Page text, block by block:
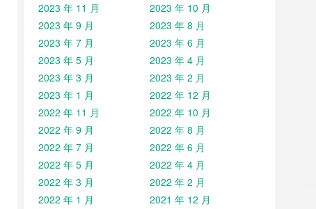
2023 年 11 月
2023 年 10 月
2023 年 9 月
2023 年 8 月
2023 年 7 月
2023 年 6 月
2023 年 5 月
2023 年 4 月
2023 年 3 月
2023 年 2 月
2023 年 1 月
2022 年 12 月
2022 年 11 月
2022 年 10 月
2022 年 9 月
2022 年 8 月
2022 年 7 月
2022 年 6 月
2022 年 5 月
2022 年 4 月
2022 年 3 月
2022 年 2 月
2022 年 1 月
2021 年 12 月